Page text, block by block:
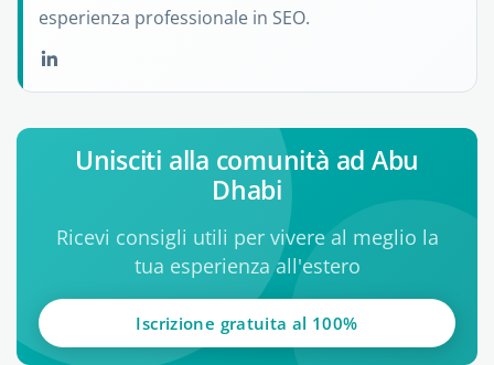
esperienza professionale in SEO.
Unisciti alla comunità ad Abu
Dhabi
Ricevi consigli utili per vivere al meglio la
tua esperienza all'estero
Iscrizione gratuita al 100%